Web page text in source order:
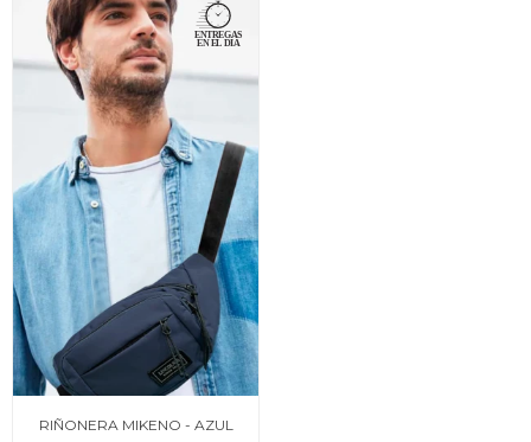
RIÑONERA MIKENO - AZUL